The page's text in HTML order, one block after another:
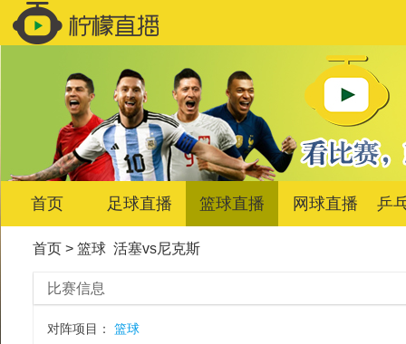
首页 足球直播 篮球直播 网球直播 乒
首页> 篮球 活塞vs尼克斯
比赛信息
对阵项目： 篮球